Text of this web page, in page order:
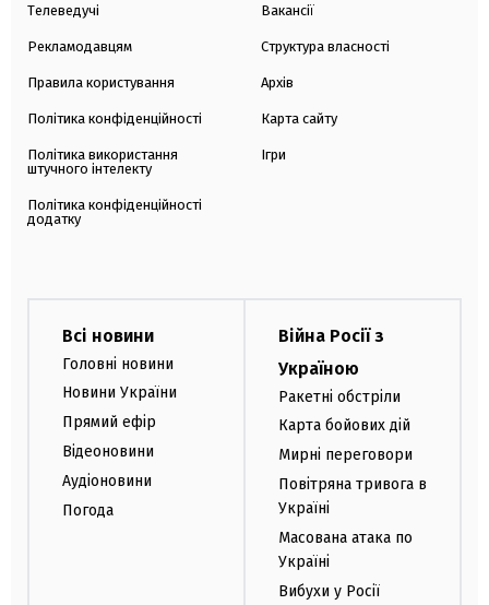
Телеведучі
Рекламодавцям
Правила користування
Політика конфіденційності
Політика використання
штучного інтелекту
Політика конфіденційності
додатку
Вакансії
Структура власності
Архів
Карта сайту
Ігри
Всі новини
Головні новини
Новини України
Прямий ефір
Відеоновини
Аудіоновини
Погода
Війна Росії з
Україною
Ракетні обстріли
Карта бойових дій
Мирні переговори
Повітряна тривога в
Україні
Масована атака по
Україні
Вибухи у Росії